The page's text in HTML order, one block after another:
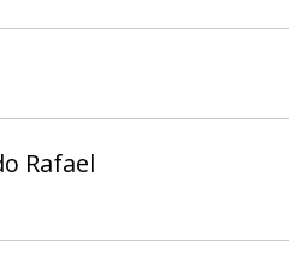
Rafael